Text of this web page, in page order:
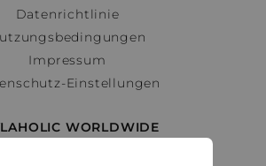
Datenrichtlinie
Impressum
Einstellungen
WORLDWIDE